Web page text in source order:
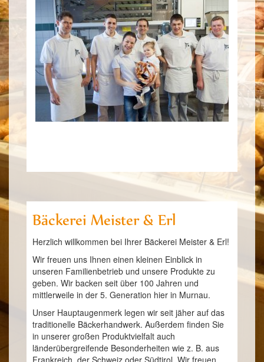
Bäckerei Meister & Erl
Herzlich willkommen bei Ihrer Bäckerei Meister & Erl!
Wir freuen uns Ihnen einen kleinen Einblick in
unseren Familienbetrieb und unsere Produkte zu
geben. Wir backen seit über 100 Jahren und
mittlerweile in der 5. Generation hier in Murnau.
Unser Hauptaugenmerk legen wir seit jäher auf das
traditionelle Bäckerhandwerk. Außerdem finden Sie
in unserer großen Produktvielfalt auch
länderübergreifende Besonderheiten wie z. B. aus
Frankreich, der Schweiz oder Südtirol. Wir freuen